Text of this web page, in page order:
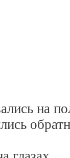
на